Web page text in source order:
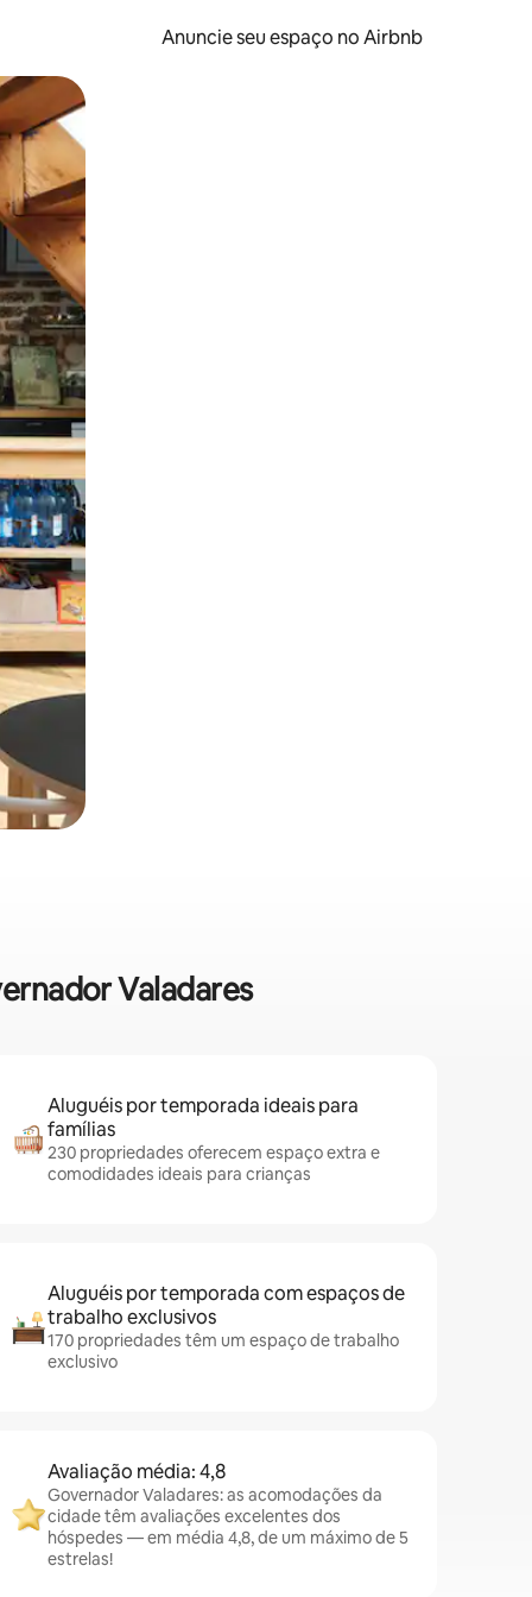
Anuncie seu espaço no Airbnb
o dedo na tela.
Valadares
Aluguéis por temporada ideais para
famílias
230 propriedades oferecem espaço extra e
comodidades ideais para crianças
Aluguéis por temporada com espaços de
trabalho exclusivos
170 propriedades têm um espaço de trabalho
exclusivo
Avaliação média: 4,8
Governador Valadares: as acomodações da
cidade têm avaliações excelentes dos
hóspedes — em média 4,8, de um máximo de 5
estrelas!